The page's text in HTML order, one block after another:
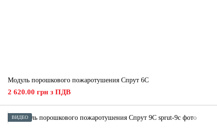
Модуль порошкового пожаротушения Спрут 6С
2 620.00 грн з ПДВ
ВИДЕО